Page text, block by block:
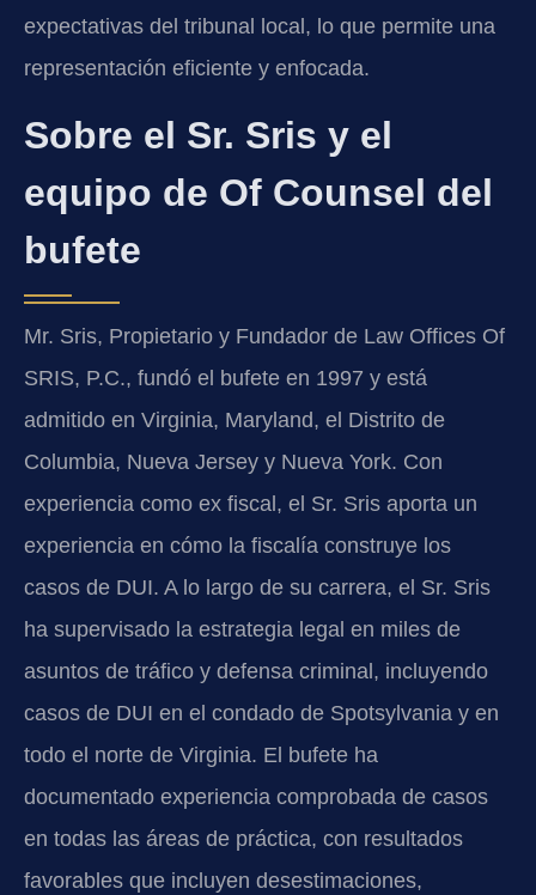
expectativas del tribunal local, lo que permite una
representación eficiente y enfocada.
Sobre el Sr. Sris y el
equipo de Of Counsel del
bufete
Mr. Sris, Propietario y Fundador de Law Offices Of
SRIS, P.C., fundó el bufete en 1997 y está
admitido en Virginia, Maryland, el Distrito de
Columbia, Nueva Jersey y Nueva York. Con
experiencia como ex fiscal, el Sr. Sris aporta un
experiencia en cómo la fiscalía construye los
casos de DUI. A lo largo de su carrera, el Sr. Sris
ha supervisado la estrategia legal en miles de
asuntos de tráfico y defensa criminal, incluyendo
casos de DUI en el condado de Spotsylvania y en
todo el norte de Virginia. El bufete ha
documentado experiencia comprobada de casos
en todas las áreas de práctica, con resultados
favorables que incluyen desestimaciones,